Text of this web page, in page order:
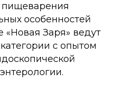
пищеварения
особенностей
«Новая Заря» ведут
с опытом